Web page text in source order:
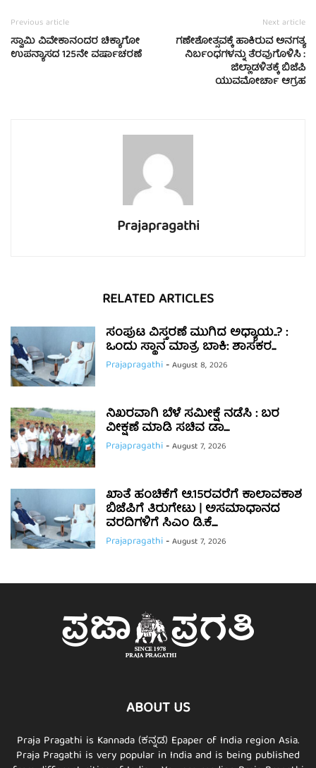
Previous article
ಸ್ವಾಮಿ ವಿವೇಕಾನಂದರ ಚಿಕ್ಯಾಗೋ
ಉಪನ್ಯಾಸದ 125ನೇ ವರ್ಷಾಚರಣೆ
Next article
ಗಣೇಶೋತ್ಸವಕ್ಕೆ ಹಾಕಿರುವ ಅನಗತ್ಯ
ನಿರ್ಬಂಧಗಳನ್ನು ತೆರವುಗೊಳಿಸಿ :
ಜಿಲ್ಲಾಡಳಿತಕ್ಕೆ ಬಿಜೆಪಿ
ಯುವಮೋರ್ಚಾ ಆಗ್ರಹ
Prajapragathi
RELATED ARTICLES
ಸಂಪುಟ ವಿಸ್ತರಣೆ ಮುಗಿದ ಅಧ್ಯಾಯ..? :
ಒಂದು ಸ್ಥಾನ ಮಾತ್ರ ಬಾಕಿ: ಶಾಸಕರ...
Prajapragathi-August 8, 2026
ನಿಖರವಾಗಿ ಬೆಳೆ ಸಮೀಕ್ಷೆ ನಡೆಸಿ : ಬರ
ವೀಕ್ಷಣೆ ಮಾಡಿ ಸಚಿವ ಡಾ....
Prajapragathi-August 7, 2026
ಖಾತೆ ಹಂಚಿಕೆಗೆ ಆ.15ರವರೆಗೆ ಕಾಲಾವಕಾಶ
ಬಿಜೆಪಿಗೆ ತಿರುಗೇಟು | ಅಸಮಾಧಾನದ
ವರದಿಗಳಿಗೆ ಸಿಎಂ ಡಿ.ಕೆ....
Prajapragathi-August 7, 2026
ABOUT US
Praja Pragathi is Kannada (ಕನ್ನಡ) Epaper of India region Asia.
Praja Pragathi is very popular in India and is being published